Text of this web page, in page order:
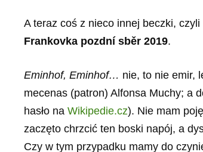
A teraz coś z nieco innej beczki,
Frankovka pozdní sběr 2019.
Eminhof, Eminhof… nie, to nie emir,
mecenas (patron) Alfonsa Muchy; a
hasło na Wikipedie.cz). Nie mam
zaczęto chrzcić ten boski napój, a
Czy w tym przypadku mamy do